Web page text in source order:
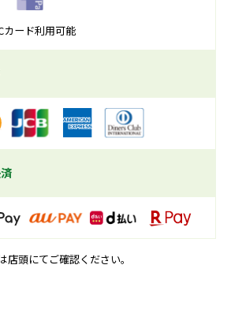
ード利用可能
頭にてご確認ください。